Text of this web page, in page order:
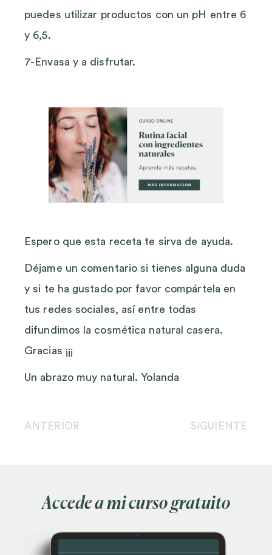
puedes utilizar productos con un pH entre 6
y 6,5.
7-Envasa y a disfrutar.
Espero que esta receta te sirva de ayuda.
Déjame un comentario si tienes alguna duda
y si te ha gustado por favor compártela en
tus redes sociales, así entre todas
difundimos la cosmética natural casera.
Gracias ¡¡¡
Un abrazo muy natural. Yolanda
ANTERIOR SIGUIENTE
Accede a mi curso gratuito